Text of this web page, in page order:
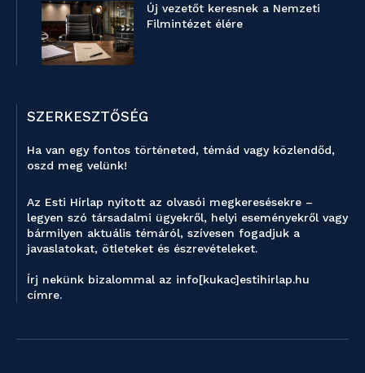
Új vezetőt keresnek a Nemzeti
Filmintézet élére
SZERKESZTŐSÉG
Ha van egy fontos történeted, témád vagy közlendőd,
oszd meg velünk!
Az Esti Hírlap nyitott az olvasói megkeresésekre –
legyen szó társadalmi ügyekről, helyi eseményekről vagy
bármilyen aktuális témáról, szívesen fogadjuk a
javaslatokat, ötleteket és észrevételeket.
Írj nekünk bizalommal az info[kukac]estihirlap.hu
címre.